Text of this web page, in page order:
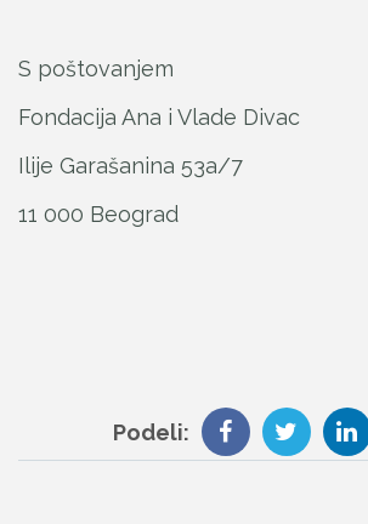
S poštovanjem
Fondacija Ana i Vlade Divac
Ilije Garašanina 53a/7
11 000 Beograd
Podeli: